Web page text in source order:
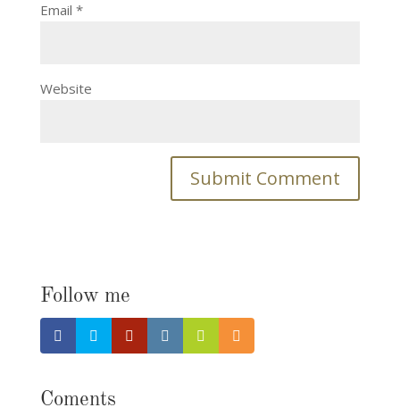
Email *
Website
Follow me
Coments